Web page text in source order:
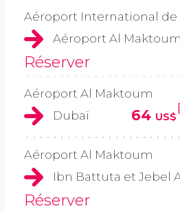
Aéroport International de
Aéroport Al Maktoum
Réserver
Aéroport Al Maktoum
Dubaï
64 US$
Aéroport Al Maktoum
Ibn Battuta et Jebel
Réserver